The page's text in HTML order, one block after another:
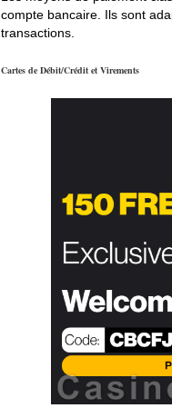
compte bancaire. Ils sont
transactions.
Cartes de Débit/Crédit et Virements